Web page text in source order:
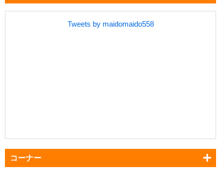
Tweets by maidomaido558
コーナー